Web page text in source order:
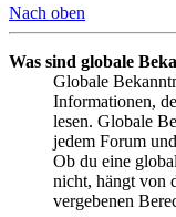
Nach oben
Was sind globale
Globale
Informationen,
lesen. Globale
jedem Forum
Ob du eine
nicht, hängt von
vergebenen